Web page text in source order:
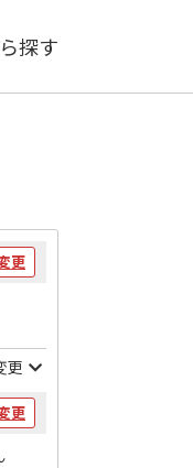
探す
更
更
更